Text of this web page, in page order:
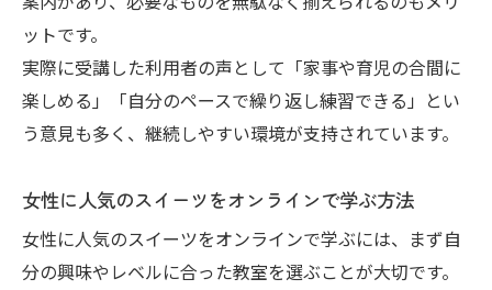
ットです。
実際に受講した利用者の声として「家事や育児の合間に
楽しめる」「自分のペースで繰り返し練習できる」とい
う意見も多く、継続しやすい環境が支持されています。
女性に人気のスイーツをオンラインで学ぶ方法
女性に人気のスイーツをオンラインで学ぶには、まず自
分の興味やレベルに合った教室を選ぶことが大切です。